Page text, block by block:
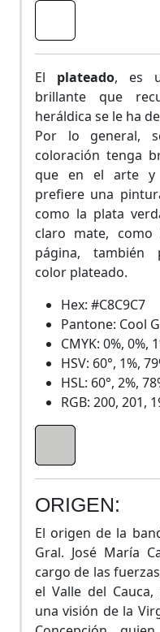
El plateado, es
brillante que
heráldica se le ha
Por lo general,
coloración tenga
que en el arte y
prefiere una
como la plata
claro mate,
página, también
color plateado.
Hex: #C8C9C7
Pantone: Cool
CMYK: 0%, 0%,
HSV: 60°, 1%,
HSL: 60°, 2%,
RGB: 200, 201,
ORIGEN:
El origen de la
Gral. José María
cargo de las
el Valle del
una visión de la